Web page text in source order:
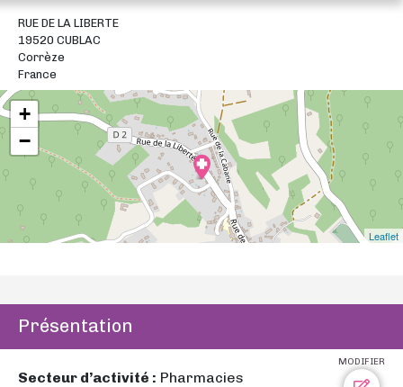
RUE DE LA LIBERTE
19520 CUBLAC
Corrèze
France
+
−
Leaflet
Présentation
MODIFIER
Secteur d’activité : Pharmacies